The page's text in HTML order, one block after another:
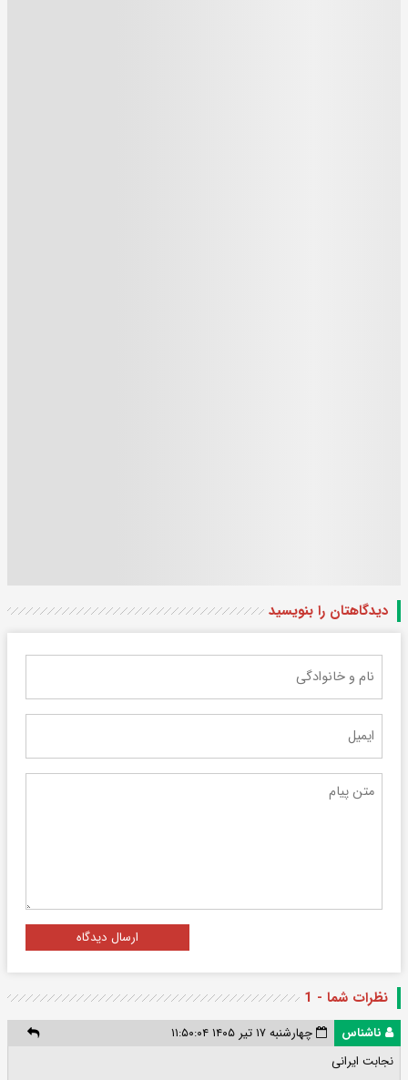
دیدگاهتان را بنویسید
ارسال دیدگاه
نظرات شما - 1
ناشناس
چهارشنبه ۱۷ تیر ۱۴۰۵ ۱۱:۵۰:۰۴
نجابت ایرانی